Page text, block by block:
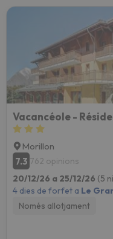
Vacancéole -
Morillon
7.3 762 opinions
20/12/26 a 25/12/26 (5
4 dies de forfet a Le
Només allotjament